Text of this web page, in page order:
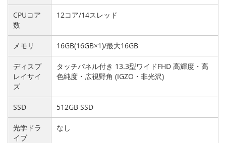
CPUコア
数
12コア/14スレッド
メモリ 16GB(16GB×1)/最大16GB
ディスプ
レイサイ
ズ
タッチパネル付き 13.3型ワイドFHD 高輝度・高
色純度・広視野角 (IGZO・非光沢)
SSD 512GB SSD
光学ドラ
イブ
なし